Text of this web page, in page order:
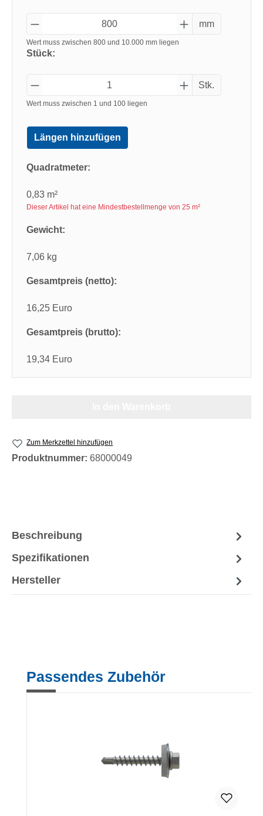
mm
Wert muss zwischen 800 und 10.000 mm liegen
Stück:
Stk.
Wert muss zwischen 1 und 100 liegen
Längen hinzufügen
Quadratmeter:
0,83 m²
Dieser Artikel hat eine Mindestbestellmenge von 25 m²
Gewicht:
7,06 kg
Gesamtpreis (netto):
16,25 Euro
Gesamtpreis (brutto):
19,34 Euro
Zum Merkzettel hinzufügen
Produktnummer: 68000049
Beschreibung
Spezifikationen
Hersteller
Produktgalerie überspringen
Passendes Zubehör